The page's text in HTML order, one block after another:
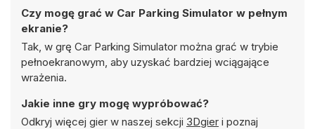
Czy mogę grać w Car Parking Simulator w pełnym
ekranie?
Tak, w grę Car Parking Simulator można grać w trybie
pełnoekranowym, aby uzyskać bardziej wciągające
wrażenia.
Jakie inne gry mogę wypróbować?
Odkryj więcej gier w naszej sekcji 3Dgier i poznaj